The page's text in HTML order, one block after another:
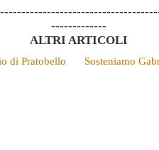
-------------
ALTRI ARTICOLI
di Pratobello Sosteniamo